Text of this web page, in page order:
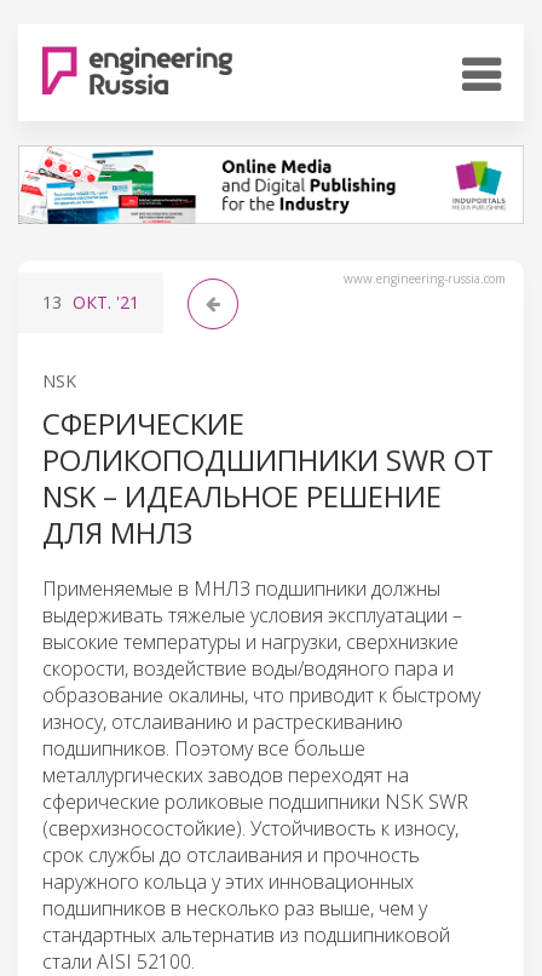
www.engineering-russia.com
13 ОКТ. '21
NSK
СФЕРИЧЕСКИЕ
РОЛИКОПОДШИПНИКИ SWR ОТ
NSK – ИДЕАЛЬНОЕ РЕШЕНИЕ
ДЛЯ МНЛЗ
Применяемые в МНЛЗ подшипники должны
выдерживать тяжелые условия эксплуатации –
высокие температуры и нагрузки, сверхнизкие
скорости, воздействие воды/водяного пара и
образование окалины, что приводит к быстрому
износу, отслаиванию и растрескиванию
подшипников. Поэтому все больше
металлургических заводов переходят на
сферические роликовые подшипники NSK SWR
(сверхизносостойкие). Устойчивость к износу,
срок службы до отслаивания и прочность
наружного кольца у этих инновационных
подшипников в несколько раз выше, чем у
стандартных альтернатив из подшипниковой
стали AISI 52100.